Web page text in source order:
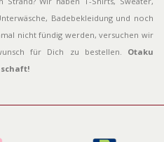
Badebekleidung und noch
nicht fündig werden, versuchen wir
für Dich zu bestellen. Otaku